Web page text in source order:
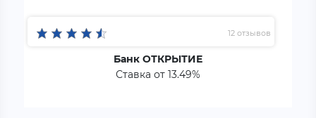
12 отзывов
Банк ОТКРЫТИЕ
Ставка от 13.49%